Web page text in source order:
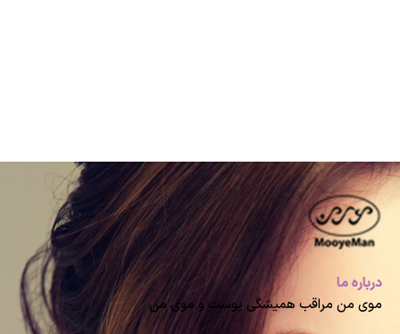
درباره ما
موی من مراقب همیشگی پوست و موی من